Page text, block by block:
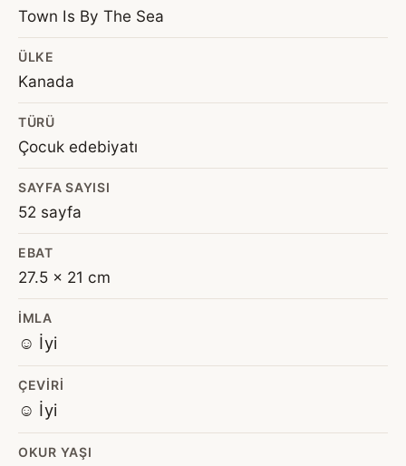
Town Is By The Sea
ÜLKE
Kanada
TÜRÜ
Çocuk edebiyatı
SAYFA SAYISI
52 sayfa
EBAT
27.5 x 21 cm
İMLA
☺️ İyi
ÇEVIRI
☺️ İyi
OKUR YAŞI